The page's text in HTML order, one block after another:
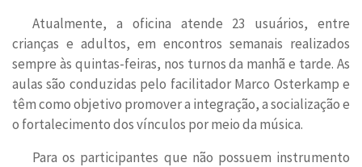
Atualmente, a oficina atende 23 usuários, entre
crianças e adultos, em encontros semanais realizados
sempre às quintas-feiras, nos turnos da manhã e tarde. As
aulas são conduzidas pelo facilitador Marco Osterkamp e
têm como objetivo promover a integração, a socialização e
o fortalecimento dos vínculos por meio da música.
Para os participantes que não possuem instrumento